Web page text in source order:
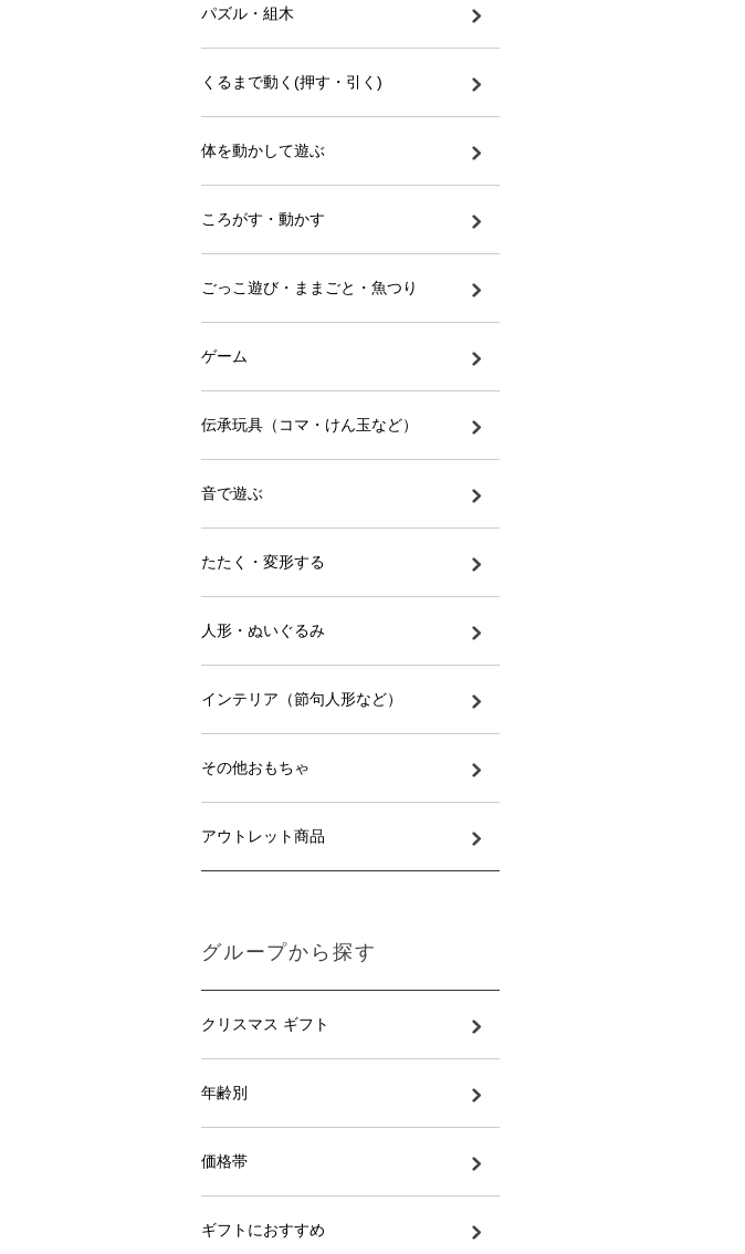
パズル・組木
くるまで動く(押す・引く)
体を動かして遊ぶ
ころがす・動かす
ごっこ遊び・ままごと・魚つり
ゲーム
伝承玩具（コマ・けん玉など）
音で遊ぶ
たたく・変形する
人形・ぬいぐるみ
インテリア（節句人形など）
その他おもちゃ
アウトレット商品
グループから探す
クリスマス ギフト
年齢別
価格帯
ギフトにおすすめ